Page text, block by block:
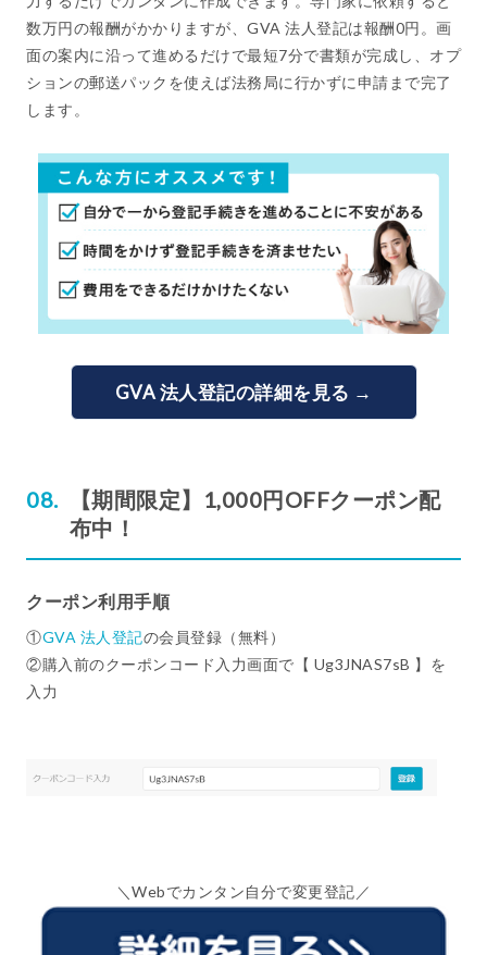
数万円の報酬がかかりますが、GVA 法人登記は報酬0円。画
面の案内に沿って進めるだけで最短7分で書類が完成し、オプ
ションの郵送パックを使えば法務局に行かずに申請まで完了
します。
GVA 法人登記の詳細を見る →
【期間限定】1,000円OFFクーポン配
布中！
クーポン利用手順
①GVA 法人登記の会員登録（無料）
②購入前のクーポンコード入力画面で【 Ug3JNAS7sB 】を
入力
＼Webでカンタン自分で変更登記／